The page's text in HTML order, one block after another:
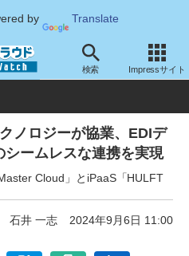
by Translate
検索 Impressサイト
・提携 国内
ノロジーが協業、EDIデ
ームレスな連携を実現
Cloud」とiPaaS「HULFT
石井 一志 2024年9月6日 11:00